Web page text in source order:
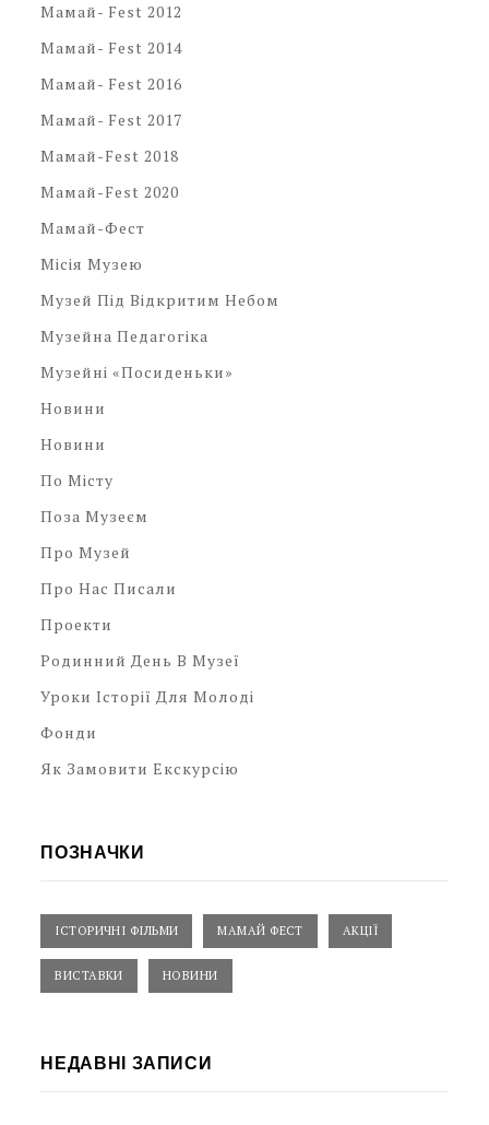
Мамай- Fest 2012
Мамай- Fest 2014
Мамай- Fest 2016
Мамай- Fest 2017
Мамай-Fest 2018
Мамай-Fest 2020
Мамай-Фест
Місія Музею
Музей Під Відкритим Небом
Музейна Педагогіка
Музейні «посиденьки»
Новини
Новини
По Місту
Поза Музеєм
Про Музей
Про Нас Писали
Проекти
Родинний День В Музеї
Уроки Історії Для Молоді
Фонди
Як Замовити Екскурсію
ПОЗНАЧКИ
ІСТОРИЧНІ ФІЛЬМИ МАМАЙ ФЕСТ АКЦІЇ
ВИСТАВКИ НОВИНИ
НЕДАВНІ ЗАПИСИ